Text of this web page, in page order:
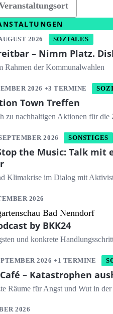
2026 SOZIALES
– Nimm Platz.
Rahmen der Kommunalwahlen
2026 +3 TERMINE
Town Treffen
zu nachhaltigen Aktionen für die
2026 SONSTIGES
the Music: Talk
Klimakrise im Dialog mit
2026
Bad Nenndorf
by BKK24
und konkrete
2026 +1 TERMINE
– Katastrophen
Räume für Angst und Wut in
2026